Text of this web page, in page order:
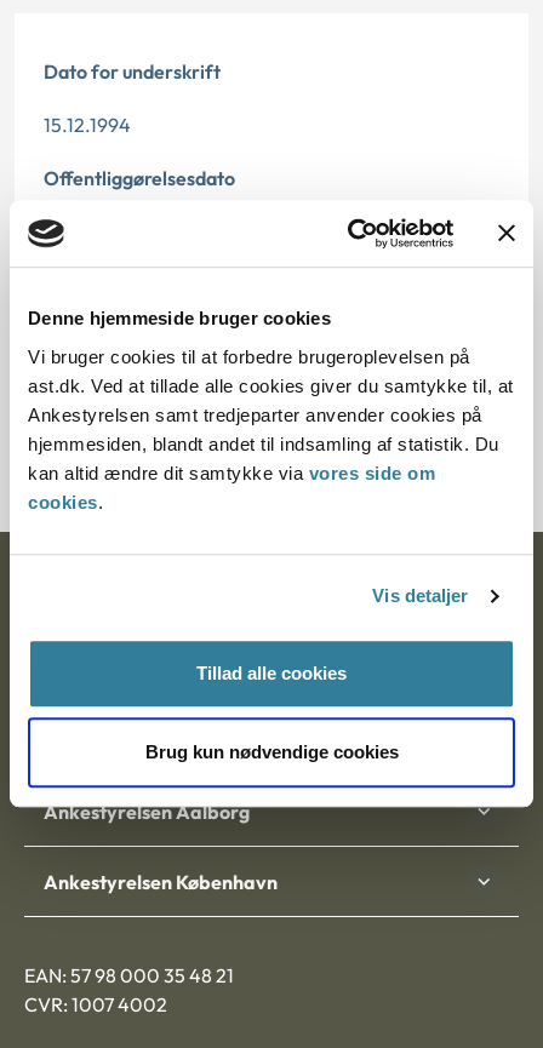
Denne hjemmeside bruger cookies
Vi bruger cookies til at forbedre brugeroplevelsen på
ast.dk. Ved at tillade alle cookies giver du samtykke til, at
Ankestyrelsen samt tredjeparter anvender cookies på
hjemmesiden, blandt andet til indsamling af statistik. Du
kan altid ændre dit samtykke via vores side om
cookies.
Vis detaljer
Tillad alle cookies
Brug kun nødvendige cookies
Dato for underskrift
15.12.1994
Offentliggørelsesdato
12.07.2013
Journalnummer
13013-94
Postadresse:
9000 Aalborg
Ankestyrelsen Aalborg
Ankestyrelsen København
EAN: 57 98 000 35 48 21
CVR: 1007 4002